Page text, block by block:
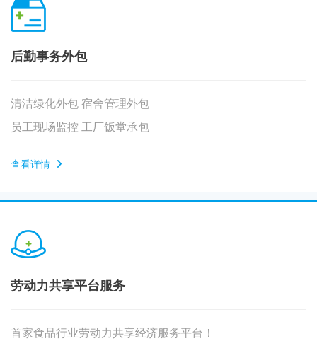
后勤事务外包
清洁绿化外包 宿舍管理外包
员工现场监控 工厂饭堂承包
查看详情
劳动力共享平台服务
首家食品行业劳动力共享经济服务平台！